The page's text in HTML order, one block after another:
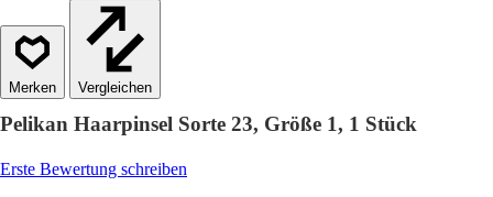
Vergleichen
Pelikan Haarpinsel Sorte 23, Größe 1, 1 Stück
Erste Bewertung schreiben